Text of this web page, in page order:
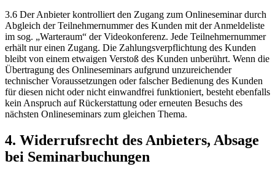
3.6 Der Anbieter kontrolliert den Zugang zum Onlineseminar durch
Abgleich der Teilnehmernummer des Kunden mit der Anmeldeliste
im sog. „Warteraum“ der Videokonferenz. Jede Teilnehmernummer
erhält nur einen Zugang. Die Zahlungsverpflichtung des Kunden
bleibt von einem etwaigen Verstoß des Kunden unberührt. Wenn die
Übertragung des Onlineseminars aufgrund unzureichender
technischer Voraussetzungen oder falscher Bedienung des Kunden
für diesen nicht oder nicht einwandfrei funktioniert, besteht ebenfalls
kein Anspruch auf Rückerstattung oder erneuten Besuchs des
nächsten Onlineseminars zum gleichen Thema.
4. Widerrufsrecht des Anbieters, Absage
bei Seminarbuchungen